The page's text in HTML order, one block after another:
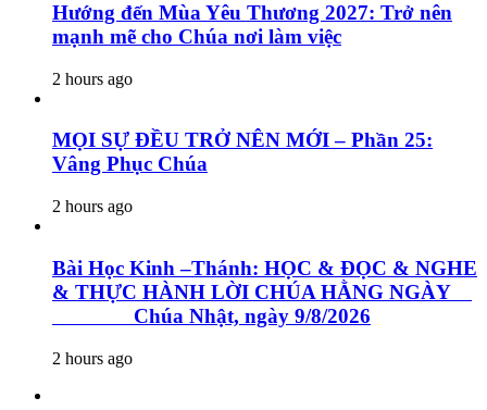
Hướng đến Mùa Yêu Thương 2027: Trở nên
mạnh mẽ cho Chúa nơi làm việc
2 hours ago
MỌI SỰ ĐỀU TRỞ NÊN MỚI – Phần 25:
Vâng Phục Chúa
2 hours ago
Bài Học Kinh –Thánh: HỌC & ĐỌC & NGHE
& THỰC HÀNH LỜI CHÚA HẰNG NGÀY
Chúa Nhật, ngày 9/8/2026
2 hours ago